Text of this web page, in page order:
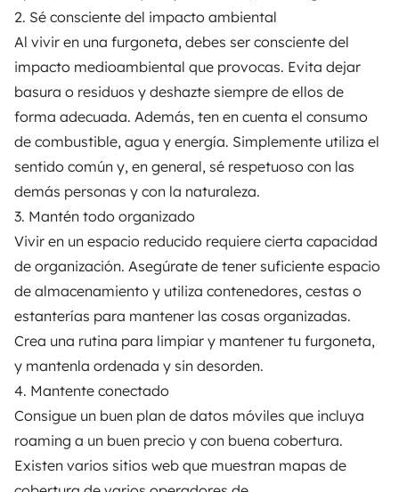
2. Sé consciente del impacto ambiental
Al vivir en una furgoneta, debes ser consciente del
impacto medioambiental que provocas. Evita dejar
basura o residuos y deshazte siempre de ellos de
forma adecuada. Además, ten en cuenta el consumo
de combustible, agua y energía. Simplemente utiliza el
sentido común y, en general, sé respetuoso con las
demás personas y con la naturaleza.
3. Mantén todo organizado
Vivir en un espacio reducido requiere cierta capacidad
de organización. Asegúrate de tener suficiente espacio
de almacenamiento y utiliza contenedores, cestas o
estanterías para mantener las cosas organizadas.
Crea una rutina para limpiar y mantener tu furgoneta,
y mantenla ordenada y sin desorden.
4. Mantente conectado
Consigue un buen plan de datos móviles que incluya
roaming a un buen precio y con buena cobertura.
Existen varios sitios web que muestran mapas de